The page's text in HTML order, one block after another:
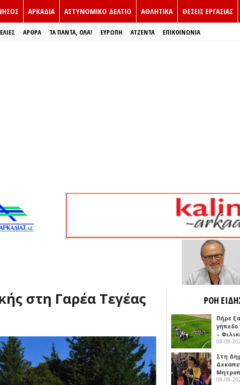
ΑΡΚΑΔΙΑ ΑΣΤΥΝΟΜΙΚΟ ΔΕΛΤΙΟ ΑΘΛΗΤΙΚΑ ΘΕΣΕΙΣ ΕΡΓΑΣΙΑΣ
ΑΡΘΡΑ ΤΑ ΠΑΝΤΑ, ΟΛΑ! ΕΥΡΏΠΗ ΑΤΖΕΝΤΑ ΕΠΙΚΟΙΝΩΝΙΑ
στη Γαρέα Τεγέας ΡΟΗ
Πήρε
–
08-08-
Στη
08-08-